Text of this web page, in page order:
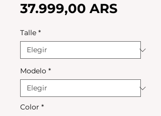
37.999,00 ARS
Talle *
Modelo *
Color *